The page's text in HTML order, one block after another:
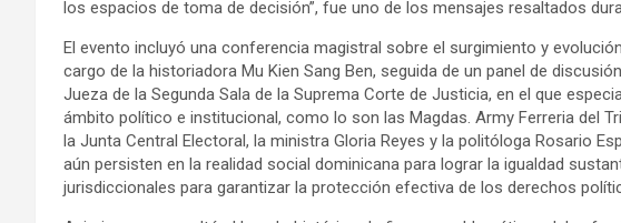
los espacios de toma de decisión”, fue uno de los mensajes resaltados
El evento incluyó una conferencia magistral sobre el surgimiento y
cargo de la historiadora Mu Kien Sang Ben, seguida de un panel de
Jueza de la Segunda Sala de la Suprema Corte de Justicia, en el que
ámbito político e institucional, como lo son las Magdas. Army Ferreria del
la Junta Central Electoral, la ministra Gloria Reyes y la politóloga Rosario
aún persisten en la realidad social dominicana para lograr la igualdad
jurisdiccionales para garantizar la protección efectiva de los derechos